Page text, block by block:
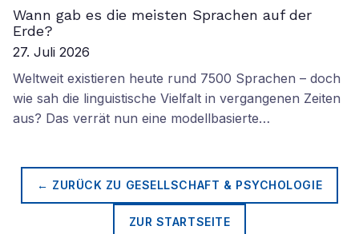
Wann gab es die meisten Sprachen auf der
Erde?
27. Juli 2026
Weltweit existieren heute rund 7500 Sprachen – doch
wie sah die linguistische Vielfalt in vergangenen Zeiten
aus? Das verrät nun eine modellbasierte…
← ZURÜCK ZU GESELLSCHAFT & PSYCHOLOGIE
ZUR STARTSEITE